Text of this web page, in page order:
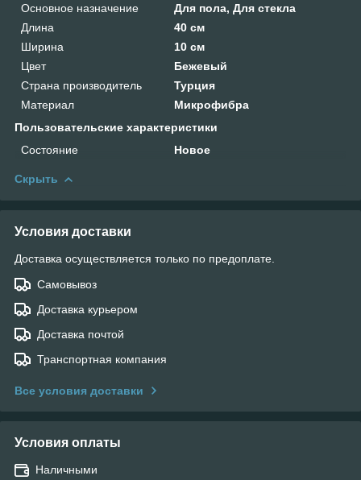
Основное назначение
Для пола, Для стекла
Длина
40 см
Ширина
10 см
Цвет
Бежевый
Страна производитель
Турция
Материал
Микрофибра
Пользовательские характеристики
Состояние
Новое
Скрыть
Условия доставки
Доставка осуществляется только по предоплате.
Самовывоз
Доставка курьером
Доставка почтой
Транспортная компания
Все условия доставки
Условия оплаты
Наличными